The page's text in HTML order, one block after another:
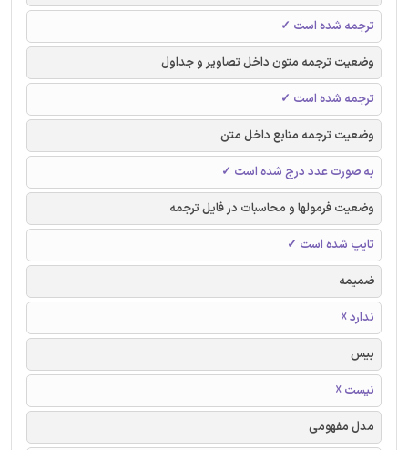
ترجمه شده است ✓
وضعیت ترجمه متون داخل تصاویر و جداول
ترجمه شده است ✓
وضعیت ترجمه منابع داخل متن
به صورت عدد درج شده است ✓
وضعیت فرمولها و محاسبات در فایل ترجمه
تایپ شده است ✓
ضمیمه
ندارد ☓
بیس
نیست ☓
مدل مفهومی